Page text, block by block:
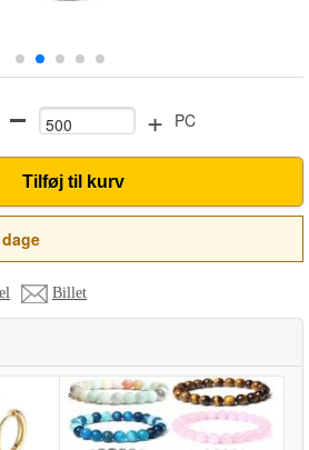
+ PC
Tilføj til kurv
Billet